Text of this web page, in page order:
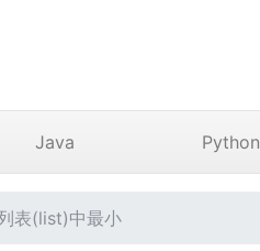
Java Python
表(list)中最小